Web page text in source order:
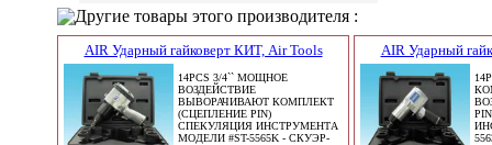
Другие товары этого производителя :
AIR Ударный гайковерт КИТ, Air Tools
14PCS 3/4`` МОЩНОЕ
ВОЗДЕЙСТВИЕ
ВЫВОРАЧИВАЮТ КОМПЛЕКТ
(СЦЕПЛЕНИЕ PIN)
СПЕКУЛЯЦИЯ ИНСТРУМЕНТА
МОДЕЛИ #ST-5565K - СКУЭР-
AIR Ударный